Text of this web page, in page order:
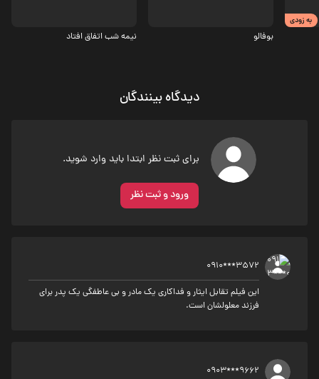
به زودی
بوفالو نیمه شب اتفاق افتاد
دیدگاه بینندگان
برای ثبت نظر ابتدا باید وارد شوید.
ورود و ثبت نظر
0910***3572
این فیلم تقابل ایثار و فداکاری یک مادر و بی عاطفگی یک پدر برای
فرزند معلولشان است.
0903***9662